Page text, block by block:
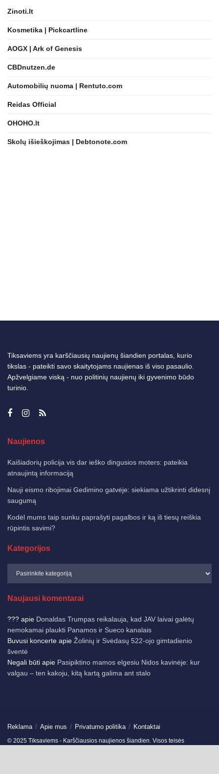
Zinoti.lt
Kosmetika | Pickcartline
AOGX | Ark of Genesis
CBDnutzen.de
Automobilių nuoma | Rentuto.com
Reidas Official
OHOHO.lt
Skolų išieškojimas | Debtonote.com
Tiksaviems yra karščiausių naujienų šiandien portalas, kurio
tikslas - pateikti savo skaitytojams naujienas iš viso pasaulio.
Apžvelgiame viską - nuo politinių naujienų iki gyvenimo būdo
turinio.
Naujienos
Kaišiadorių policija vis dar ieško dingusios moters: pateikia
atnaujintą informaciją
Nauji eismo ribojimai Gedimino gatvėje: siekiama užtikrinti didesnį
saugumą
Kodėl mums taip sunku paprašyti pagalbos ir ką iš tiesų reiškia
rūpintis savimi?
Kategorijos
Naujausi komentarai
??? apie Donaldas Trumpas reikalauja, kad JAV laivai galėtų
nemokamai plaukti Panamos ir Sueco kanalais
Buvusi koncerte apie Žolinių ir Svėdasų 522-ojo gimtadienio
šventė
Negali būti apie Pasipiktino mamos elgesiu Nidos kavinėje: kur
valgau – ten kakoju, kitą kartą galima ant stalo
Reklama Apie mus Privatumo politika Kontaktai
© 2025 Tiksaviems - Karščiausios naujienos šiandien. Visos teisės